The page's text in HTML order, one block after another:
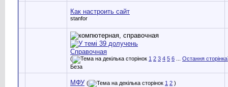
Как настроить сайт
stanfor
Справочная
( 1 2 3 4 5 6 Остання сторінка
Беза
МФУ ( 1 2 )